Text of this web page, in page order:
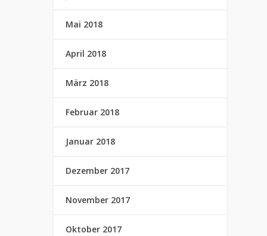
Mai 2018
April 2018
März 2018
Februar 2018
Januar 2018
Dezember 2017
November 2017
Oktober 2017